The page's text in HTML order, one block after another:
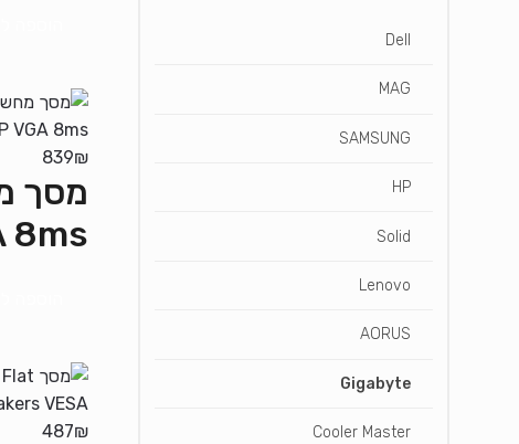
839₪
8ms
487₪
Dell
MAG
SAMSUNG
HP
Solid
Lenovo
AORUS
Gigabyte
Cooler Master